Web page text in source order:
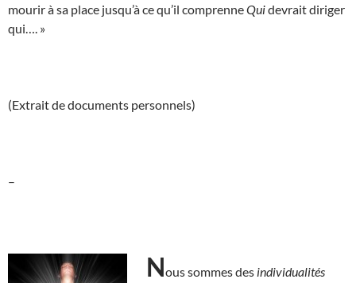
mourir à sa place jusqu’à ce qu’il comprenneQuidevrait diriger
qui…. »
(Extrait de documents personnels)
–
Nous sommes des individualités